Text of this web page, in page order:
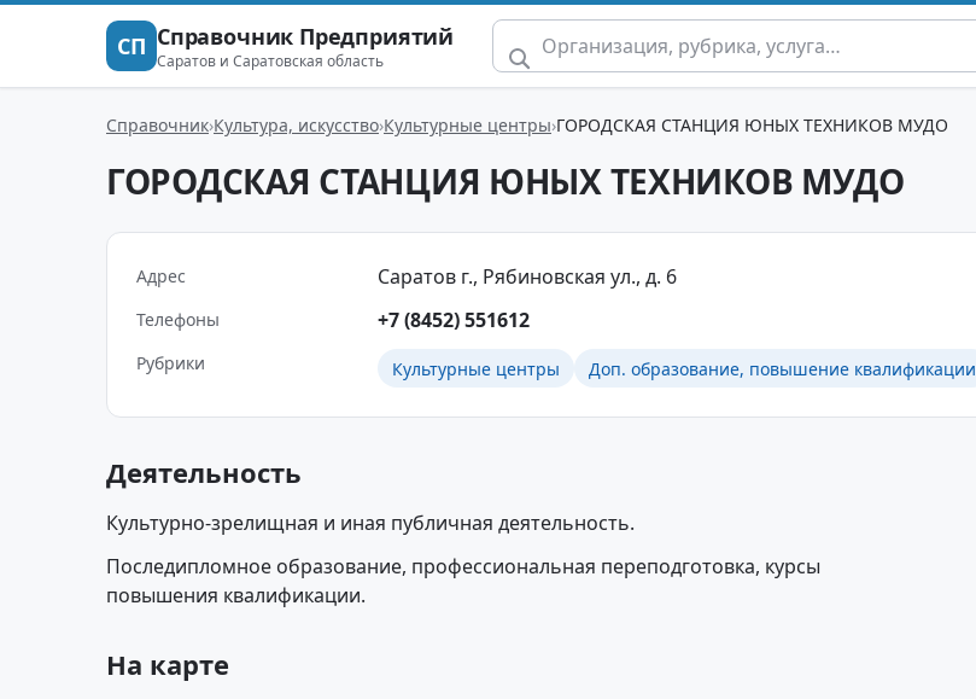
СП Справочник Предприятий
Саратов и Саратовская область
Справочник Культура, искусство Культурные центры ГОРОДСКАЯ СТАНЦИЯ ЮНЫХ ТЕХНИКОВ МУДО
ГОРОДСКАЯ СТАНЦИЯ ЮНЫХ ТЕХНИКОВ МУДО
Адрес Саратов г., Рябиновская ул., д. 6
Телефоны +7 (8452) 551612
Рубрики Культурные центры Доп. образование, повышение квалификации
Деятельность
Культурно-зрелищная и иная публичная деятельность.
Последипломное образование, профессиональная переподготовка, курсы
повышения квалификации.
На карте